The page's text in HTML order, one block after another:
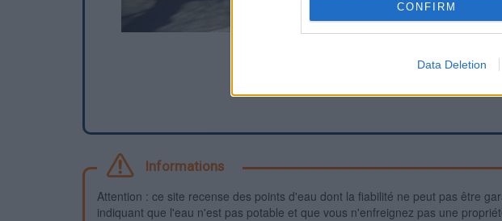
CONFIRM
Data Deletion
Informations
Attention : ce site recense des points d'eau dont la fiabilité ne peut pas être
indiquant que l'eau n'est pas potable et que vous n'enfreignez pas une